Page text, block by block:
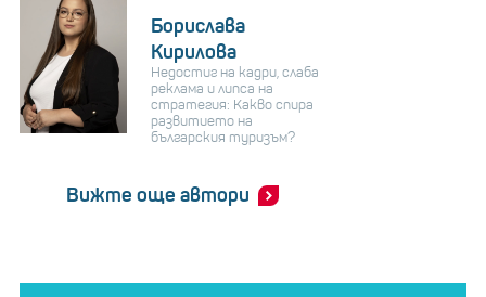
Борислава
Кирилова
Недостиг на кадри, слаба
реклама и липса на
стратегия: Какво спира
развитието на
българския туризъм?
Вижте още автори